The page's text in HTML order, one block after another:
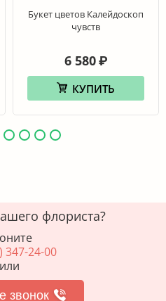
Букет цветов Калейдоскоп
чувств
6 580 ₽
КУПИТЬ
флориста?
347-24-00
или
звонок